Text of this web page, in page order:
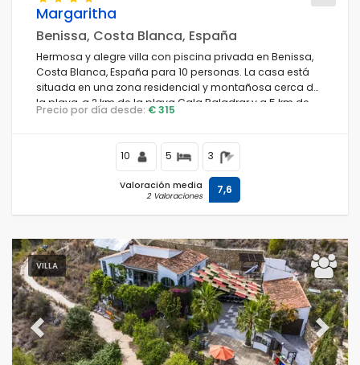
Margaritha
Benissa, Costa Blanca, España
Hermosa y alegre villa con piscina privada en Benissa,
Costa Blanca, España para 10 personas. La casa está
situada en una zona residencial y montañosa cerca de
la playa, a 2 km de la playa Cala Baladrar y a 5 km de
Moraira.
Precio por día desde: € 315
10 5 3
Valoración media
2 Valoraciones 7,6
VILLA
Previous Next